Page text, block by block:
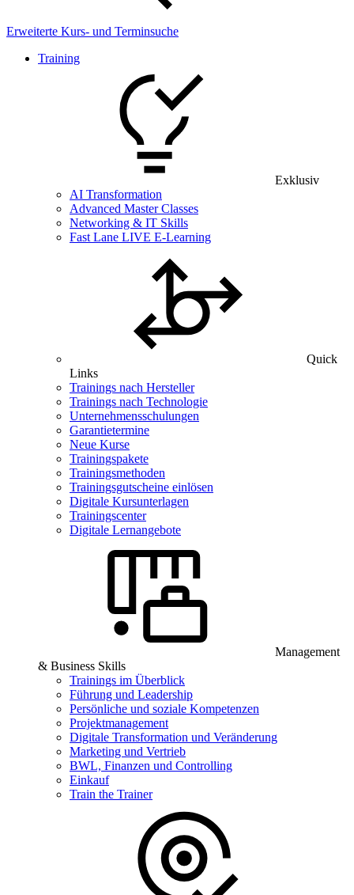
Erweiterte Kurs- und Terminsuche
Training
Exklusiv
AI Transformation
Advanced Master Classes
Networking & IT Skills
Fast Lane LIVE E-Learning
Quick
Links
Trainings nach Hersteller
Trainings nach Technologie
Unternehmensschulungen
Garantietermine
Neue Kurse
Trainingspakete
Trainingsmethoden
Trainingsgutscheine einlösen
Digitale Kursunterlagen
Trainingscenter
Digitale Lernangebote
Management
& Business Skills
Trainings im Überblick
Führung und Leadership
Persönliche und soziale Kompetenzen
Projektmanagement
Digitale Transformation und Veränderung
Marketing und Vertrieb
BWL, Finanzen und Controlling
Einkauf
Train the Trainer